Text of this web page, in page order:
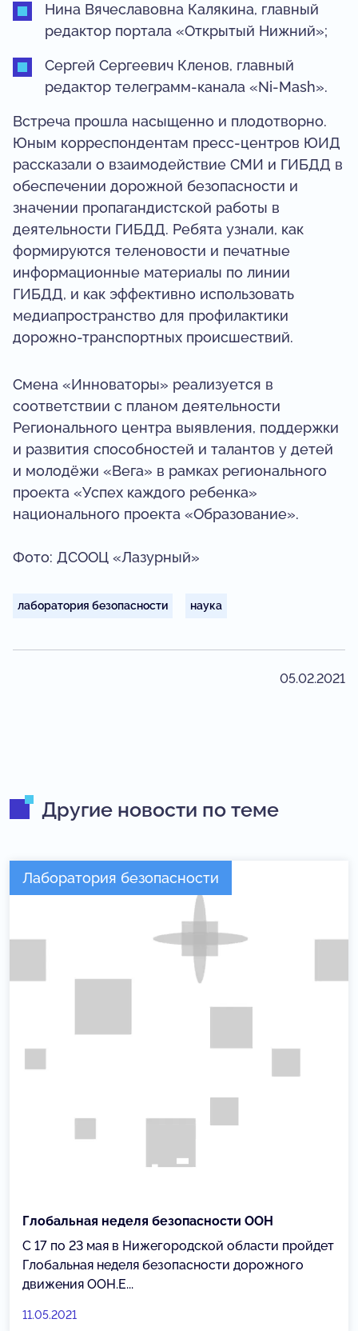
Нина Вячеславовна Калякина, главный
редактор портала «Открытый Нижний»;
Сергей Сергеевич Кленов, главный
редактор телеграмм-канала «Ni-Mash».
Встреча прошла насыщенно и плодотворно.
Юным корреспондентам пресс-центров ЮИД
рассказали о взаимодействие СМИ и ГИБДД в
обеспечении дорожной безопасности и
значении пропагандистской работы в
деятельности ГИБДД. Ребята узнали, как
формируются теленовости и печатные
информационные материалы по линии
ГИБДД, и как эффективно использовать
медиапространство для профилактики
дорожно-транспортных происшествий.
Смена «Инноваторы» реализуется в
соответствии с планом деятельности
Регионального центра выявления, поддержки
и развития способностей и талантов у детей
и молодёжи «Вега» в рамках регионального
проекта «Успех каждого ребенка»
национального проекта «Образование».
Фото: ДСООЦ «Лазурный»
лаборатория безопасности наука
05.02.2021
Другие новости по теме
Лаборатория безопасности
Глобальная неделя безопасности ООН
С 17 по 23 мая в Нижегородской области пройдет
Глобальная неделя безопасности дорожного
движения ООН.Е...
11.05.2021